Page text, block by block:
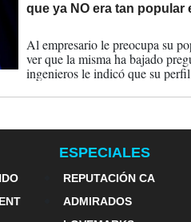
que ya NO era tan popular
Al empresario le preocupa su
ver que la misma ha bajado
ingenieros le indicó que su
ESPECIALES
REPUTACIÓN CA
ADMIRADOS